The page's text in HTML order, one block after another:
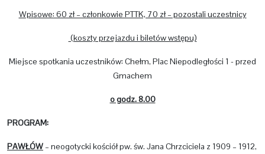
Wpisowe: 60 zł – członkowie PTTK, 70 zł – pozostali uczestnicy
(koszty przejazdu i biletów wstępu)
Miejsce spotkania uczestników: Chełm, Plac Niepodległości 1 - przed
Gmachem
o godz. 8.00
PROGRAM:
PAWŁÓW – neogotycki kościół pw. św. Jana Chrzciciela z 1909 – 1912,